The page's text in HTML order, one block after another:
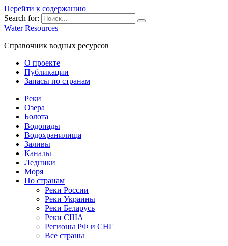
Перейти к содержанию
Search for:
Water Resources
Справочник водных ресурсов
О проекте
Публикации
Запасы по странам
Реки
Озера
Болота
Водопады
Водохранилища
Заливы
Каналы
Ледники
Моря
По странам
Реки России
Реки Украины
Реки Беларусь
Реки США
Регионы РФ и СНГ
Все страны